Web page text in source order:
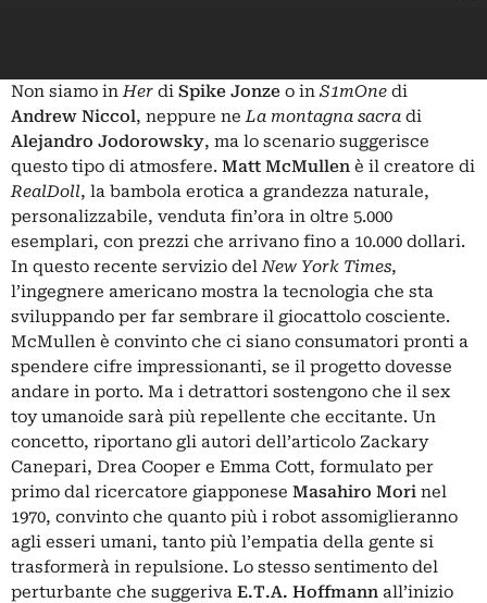
Non siamo inHer di Spike Jonze o in S1mOne di
Andrew Niccol, neppure neLa montagna sacra di
Alejandro Jodorowsky, ma lo scenario suggerisce
questo tipo di atmosfere. Matt McMullen è il creatore di
RealDoll, la bambola erotica a grandezza naturale,
personalizzabile, venduta fin’ora in oltre 5.000
esemplari, con prezzi che arrivano fino a 10.000 dollari.
In questo recente servizio delNew York Times,
l’ingegnere americano mostra la tecnologia che sta
sviluppando per far sembrare il giocattolo cosciente.
McMullen è convinto che ci siano consumatori pronti a
spendere cifre impressionanti, se il progetto dovesse
andare in porto. Ma i detrattori sostengono che il sex
toy umanoide sarà più repellente che eccitante. Un
concetto, riportano gli autori dell’articolo Zackary
Canepari, Drea Cooper e Emma Cott, formulato per
primo dal ricercatore giapponese Masahiro Mori nel
1970, convinto che quanto più i robot assomiglieranno
agli esseri umani, tanto più l’empatia della gente si
trasformerà in repulsione. Lo stesso sentimento del
perturbante che suggeriva E.T.A. Hoffmann all’inizio